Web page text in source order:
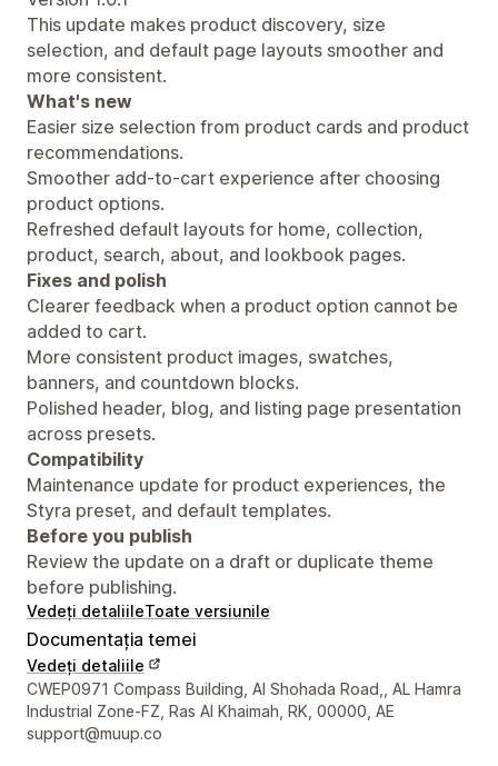
This update makes product discovery, size
selection, and default page layouts smoother and
more consistent.
What's new
Easier size selection from product cards and product
recommendations.
Smoother add-to-cart experience after choosing
product options.
Refreshed default layouts for home, collection,
product, search, about, and lookbook pages.
Fixes and polish
Clearer feedback when a product option cannot be
added to cart.
More consistent product images, swatches,
banners, and countdown blocks.
Polished header, blog, and listing page presentation
across presets.
Compatibility
Maintenance update for product experiences, the
Styra preset, and default templates.
Before you publish
Review the update on a draft or duplicate theme
before publishing.
Vedeți detaliileToate versiunile
Documentația temei
Vedeți detaliile
Detaliile de contact ale designerului
CWEP0971 Compass Building, Al Shohada Road,, AL Hamra
Industrial Zone-FZ, Ras Al Khaimah, RK, 00000, AE
support@muup.co